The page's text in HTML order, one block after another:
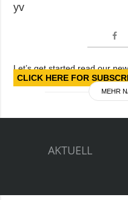
yv
Let’s get started read our
CLICK HERE FOR
MEHR
AKTUELL